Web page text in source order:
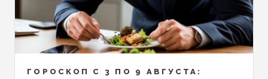
ГОРОСКОП С 3 ПО 9 АВГУСТА: